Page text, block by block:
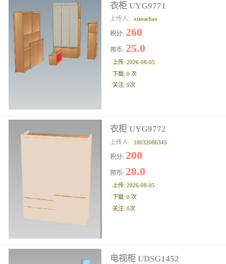
衣柜 UYG9771
上传人: xiaoachao
积分: 260
邦币: 25.0
上传: 2026-08-05
下载: 0 次
关注: 0次
衣柜 UYG9772
上传人: 18032086345
积分: 200
邦币: 20.0
上传: 2026-08-05
下载: 0 次
关注: 0次
电视柜 UDSG1452